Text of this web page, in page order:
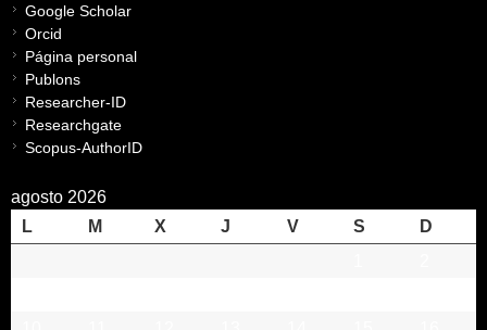
Google Scholar
Orcid
Página personal
Publons
Researcher-ID
Researchgate
Scopus-AuthorID
agosto 2026
L
M X J V S
D